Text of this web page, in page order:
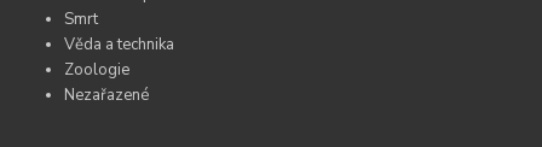
Smrt
Věda a technika
Zoologie
Nezařazené